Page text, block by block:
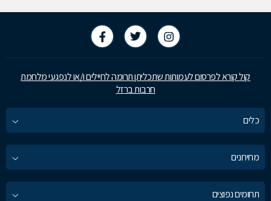
קול קורא לפרסום לעמותות שתכליתן תרומה לחיילים ו/או לנפגעי מלחמת
חרבות ברזל
כלים
מחירונים
תחומים נפוצים